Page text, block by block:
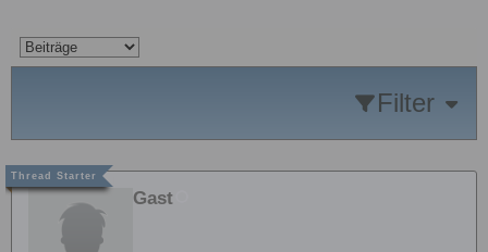
Filter
Gast